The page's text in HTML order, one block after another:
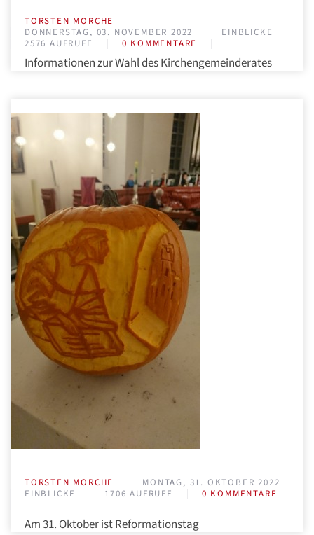
TORSTEN MORCHE
DONNERSTAG, 03. NOVEMBER 2022
EINBLICKE
2576 AUFRUFE
0 KOMMENTARE
Informationen zur Wahl des Kirchengemeinderates
TORSTEN MORCHE
MONTAG, 31. OKTOBER 2022
EINBLICKE
1706 AUFRUFE 0 KOMMENTARE
Am 31. Oktober ist Reformationstag